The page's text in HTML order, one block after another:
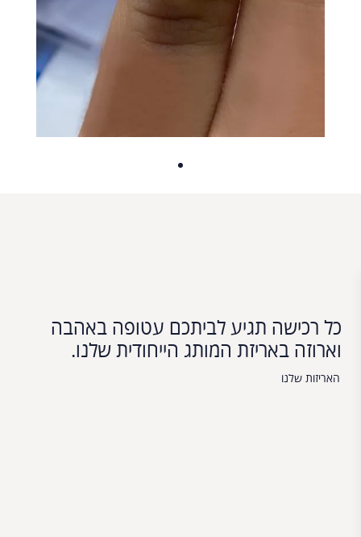
כל רכישה תגיע לביתכם עטופה באהבה
וארוזה באריזת המותג הייחודית שלנו.
האריזות שלנו